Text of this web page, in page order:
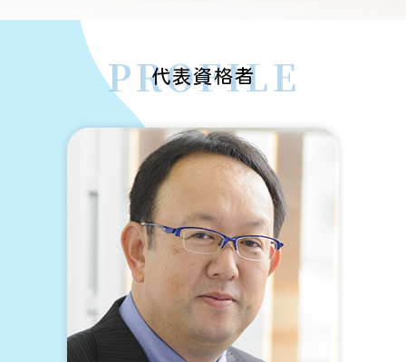
相続 謄本
相続 死亡 順番
遺産 非課税
遺留分侵害額請求 時効
銀行 死亡 引き出し
相続 遺留分侵害請求権
遺言書 費用
相続 順位 兄弟
銀行 死亡 解約
金沢区 相続
家族信託 手続き
家族信託 手続き 自分で
信託 税金
家族信託 費用
磯子区 相続
横須賀市 遺言書作成
横浜市 遺言書作成
家族信託 契約書
横須賀市 法人登記
逗子市 法人登記
栄区 法人登記
横浜市 法人登記
磯子区 法人登記
鎌倉市 法人登記
三浦市 法人登記
不動産 共有名義 相続
相続登記 司法書士 費用 相場
PROFILE
代表資格者